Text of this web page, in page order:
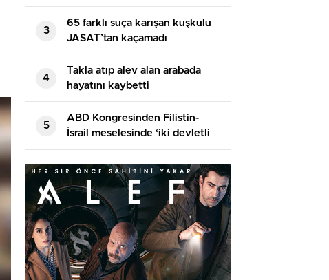
Kararda
3
65 farklı suça karışan kuşkulu
JASAT’tan kaçamadı
4
Takla atıp alev alan arabada
hayatını kaybetti
5
ABD Kongresinden Filistin-
İsrail meselesinde ‘iki devletli
çözüme’ destek